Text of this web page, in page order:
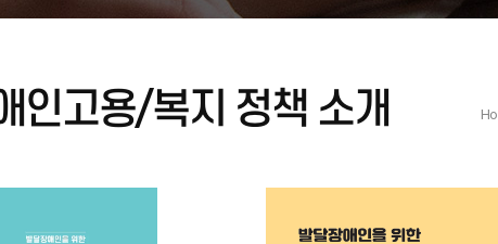
인고용/복지 정책 소개